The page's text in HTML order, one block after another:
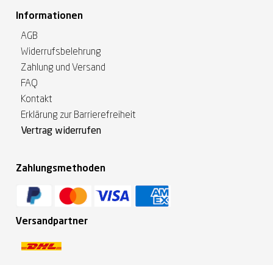
Informationen
AGB
Widerrufsbelehrung
Zahlung und Versand
FAQ
Kontakt
Erklärung zur Barrierefreiheit
Vertrag widerrufen
Zahlungsmethoden
Versandpartner